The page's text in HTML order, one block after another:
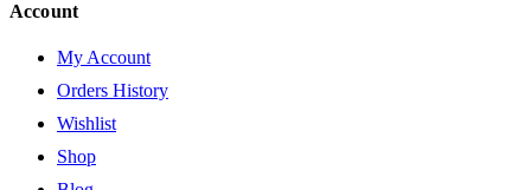
Account
My Account
Orders History
Wishlist
Shop